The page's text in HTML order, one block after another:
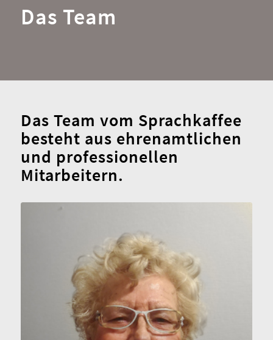
Das Team
Das Team vom Sprachkaffee
besteht aus ehrenamtlichen
und professionellen
Mitarbeitern.